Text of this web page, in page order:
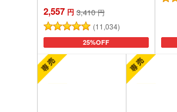
2,557 円 3,410 円
(11,034)
25%OFF
カートに追加